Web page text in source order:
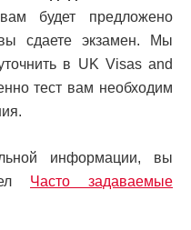
будет предложено
сдаете экзамен. Мы
в UK Visas and
тест вам необходим
информации, вы
Часто задаваемые